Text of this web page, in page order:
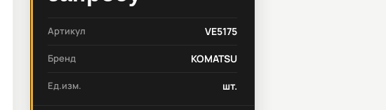
Артикул VE5175
Бренд KOMATSU
Ед.изм. шт.